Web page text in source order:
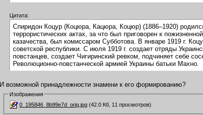
Цитата:
Спиридон Коцур (Коцюра, Кацюра, Коцюр) (1886–1920)
террористических актах, за что был приговорен к
казачества, был комиссаром Субботова. В январе 1919 г.
советской республики. С июля 1919 г. создает отряды
повстанцев, создает Чигиринский ревком, подчиняет себе
Революционно-повстанческой армией Украины батьки Махно.
И возможной принадлежности знамени к его формированию?
Изображения
0_195846_8b99e7d_orig.jpg (42.0 Кб, 11 просмотров)